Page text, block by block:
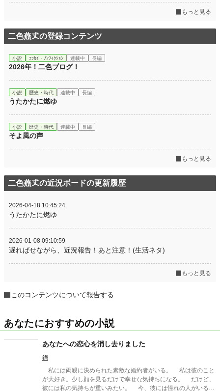
もっと見る
二色燕𠀋の登録コンテンツ
小説 ｴｯｾｲ・ﾉﾝﾌｨｸｼｮﾝ 連載中 長編
2026年！二色ブログ！
小説 歴史・時代 連載中 長編
うたかたに燃ゆ
小説 歴史・時代 連載中 長編
そよ風の声
もっと見る
二色燕𠀋の近況ボードの更新履歴
2026-04-18 10:45:24
うたかたに燃ゆ
2026-01-08 09:10:59
遅ればせながら、近況報告！あと注意！(生活ネタ)
もっと見る
このコンテンツについて報告する
あなたにおすすめの小説
あなたへの恋心を消し去りました
鍋
私には両親に決められた素敵な婚約者がいる。 私は彼のこと
が大好き。少し顔を見るだけで幸せな気持ちになる。 だけど、
彼には私の気持ちが重いみたい。 今、彼には憧れの人がいる。